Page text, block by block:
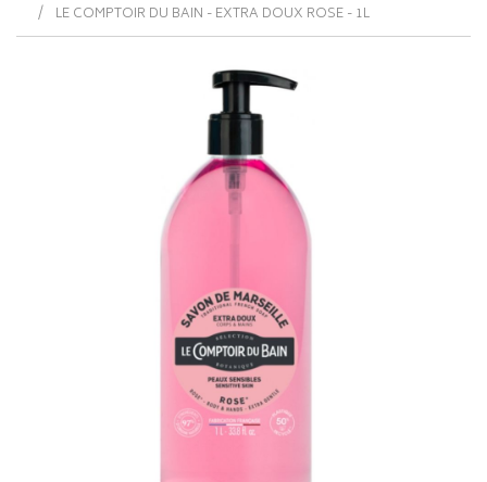
LE COMPTOIR DU BAIN - EXTRA DOUX ROSE - 1L